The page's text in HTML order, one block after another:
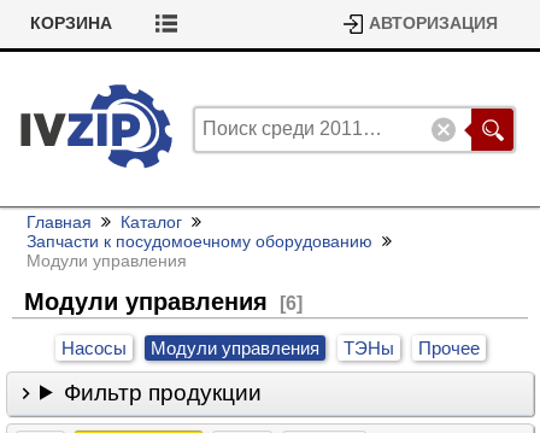
КОРЗИНА АВТОРИЗАЦИЯ
Главная
Каталог
Запчасти к посудомоечному оборудованию
Модули управления
Модули управления [6]
Насосы Модули управления ТЭНы Прочее
Фильтр продукции